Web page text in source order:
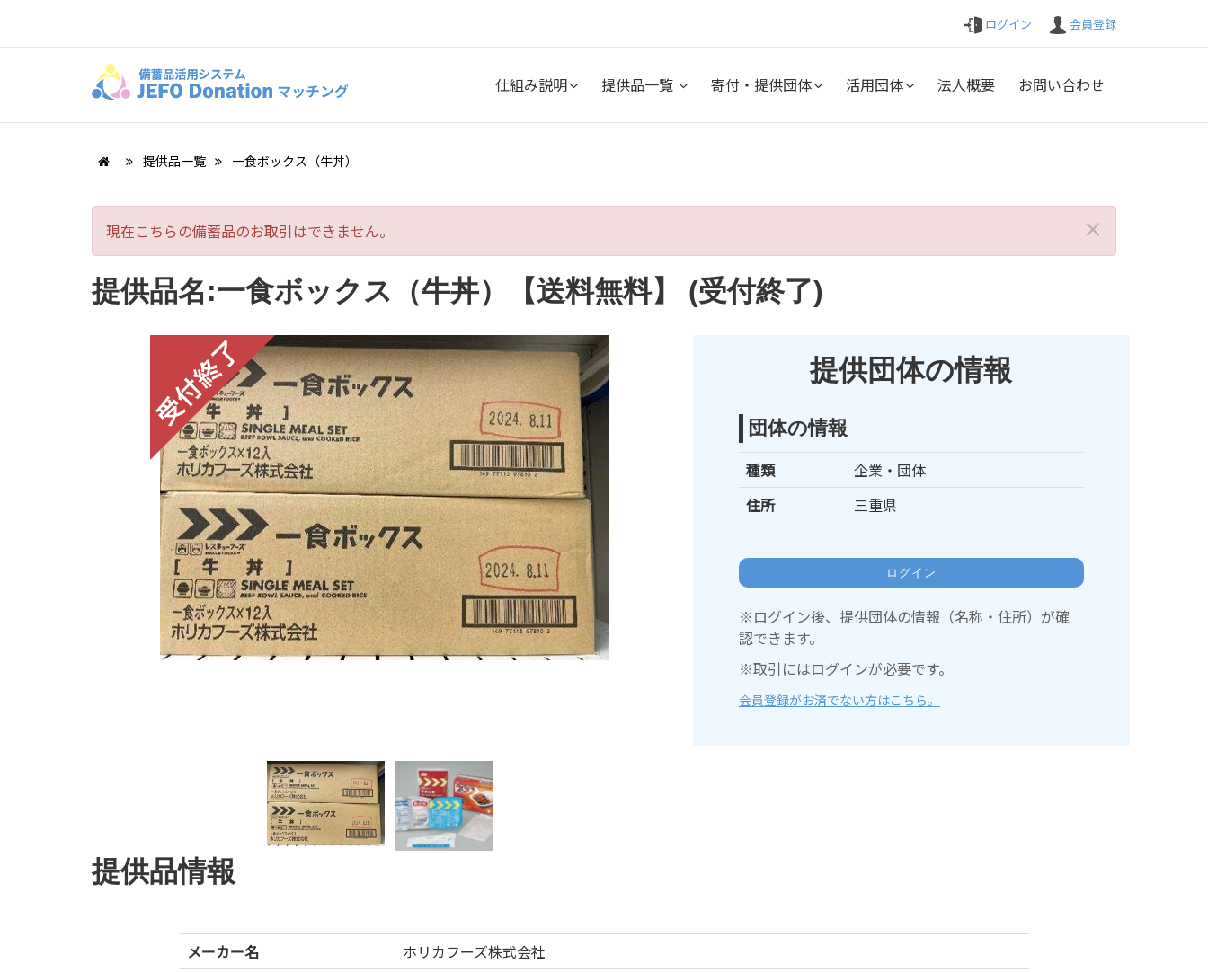
ログイン 会員登録
仕組み説明 提供品一覧 寄付・提供団体 活用団体 法人概要 お問い合わせ
提供品一覧 一食ボックス（牛丼）
×
現在こちらの備蓄品のお取引はできません。
提供品名:一食ボックス（牛丼）【送料無料】 (受付終了)
提供団体の情報
団体の情報
種類
企業・団体
住所
三重県
ログイン
※ログイン後、提供団体の情報（名称・住所）が確
認できます。
※取引にはログインが必要です。
会員登録がお済でない方はこちら。
提供品情報
メーカー名
ホリカフーズ株式会社